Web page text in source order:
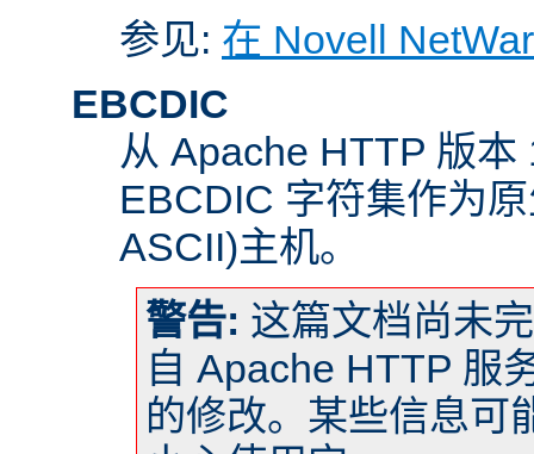
参见: 在 Novell
EBCDIC
从 Apache HTTP 版
EBCDIC 字符集作为
ASCII)主机。
警告: 这篇文档尚未
自 Apache HTTP 服
的修改。某些信息可